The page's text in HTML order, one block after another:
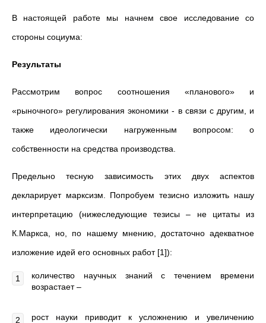
В настоящей работе мы начнем свое исследование со
стороны социума:
Результаты
Рассмотрим вопрос соотношения «планового» и
«рыночного» регулирования экономики - в связи с другим, и
также идеологически нагруженным вопросом: о
собственности на средства производства.
Предельно тесную зависимость этих двух аспектов
декларирует марксизм. Попробуем тезисно изложить нашу
интерпретацию (нижеследующие тезисы – не цитаты из
К.Маркса, но, по нашему мнению, достаточно адекватное
изложение идей его основных работ [1]):
количество научных знаний с течением времени
возрастает –
рост науки приводит к усложнению и увеличению